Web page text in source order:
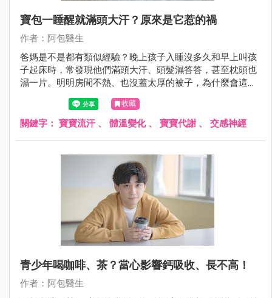
寶包一睡醒就滿頭大汗？原來是它惹的禍
作者：阿包醫生
爸媽是不是都有類似經驗？晚上孩子入睡沒多久和早上叫孩
子起床時，常發現他們滿頭大汗、頭髮濕答答，甚至枕頭也
濕一片。明明房間不熱、也沒蓋太厚的被子，為什麼會這
收藏
關鍵字： 寶寶流汗 、 體溫變化、 寶寶代謝 、 交感神經
青少年喝咖啡、茶？當心影響鈣吸收、長不高！
作者：阿包醫生